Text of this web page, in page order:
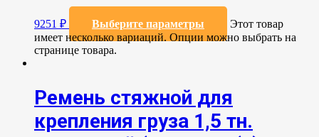
9251 ₽ Выберите параметры
Этот товар
имеет несколько вариаций. Опции можно выбрать на
странице товара.
Ремень стяжной для
крепления груза 1,5 тн.